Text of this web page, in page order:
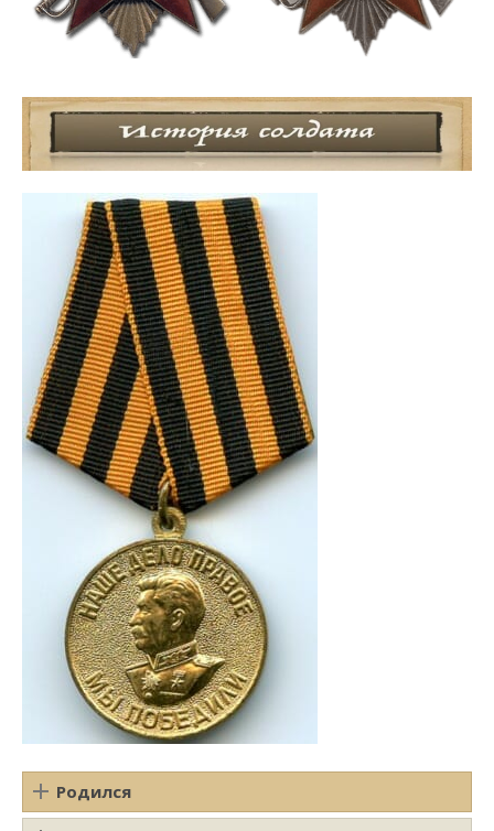
Родился